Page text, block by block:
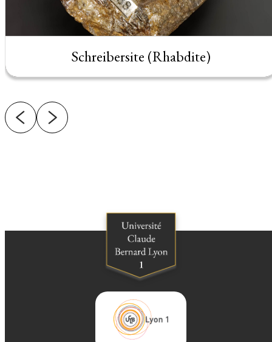
Schreibersite (Rhabdite)